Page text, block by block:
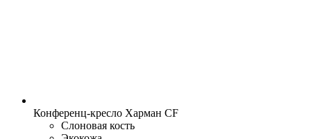
Конференц-кресло Харман CF
Слоновая кость